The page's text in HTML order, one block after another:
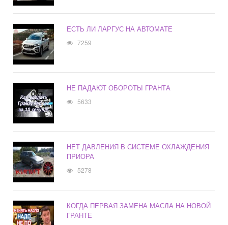
ЕСТЬ ЛИ ЛАРГУС НА АВТОМАТЕ
7259
НЕ ПАДАЮТ ОБОРОТЫ ГРАНТА
5633
НЕТ ДАВЛЕНИЯ В СИСТЕМЕ ОХЛАЖДЕНИЯ
ПРИОРА
5278
КОГДА ПЕРВАЯ ЗАМЕНА МАСЛА НА НОВОЙ
ГРАНТЕ